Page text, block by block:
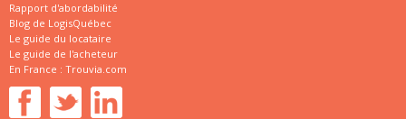
Rapport d'abordabilité
Blog de LogisQuébec
Le guide du locataire
Le guide de l'acheteur
En France : Trouvia.com